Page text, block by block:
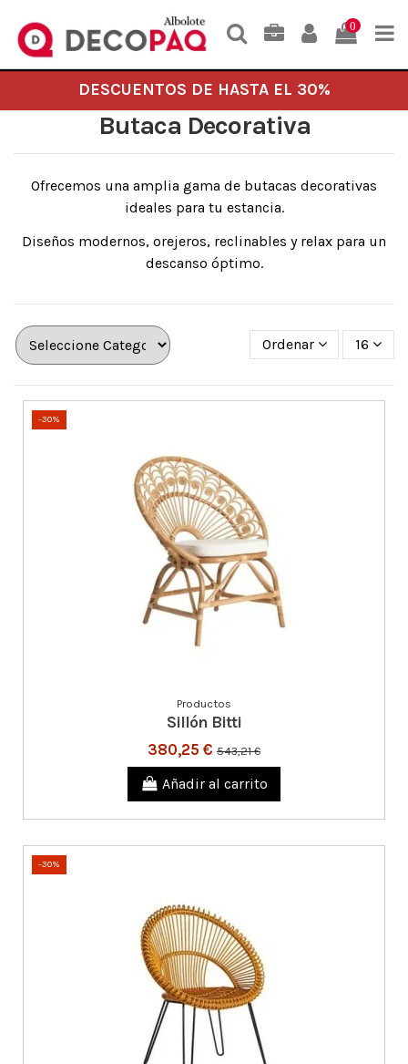
0
DESCUENTOS DE HASTA EL 30%
Butaca Decorativa
Ofrecemos una amplia gama de butacas decorativas
ideales para tu estancia.
Diseños modernos, orejeros, reclinables y relax para un
descanso óptimo.
Ordenar 16
-30%
Productos
Sillón Bitti
380,25 € 543,21 €
Añadir al carrito
-30%